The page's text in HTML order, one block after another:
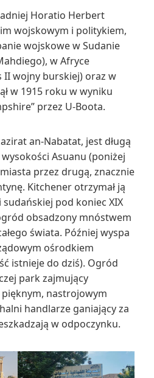
Horatio Herbert
wojskowym i politykiem,
wojskowe w Sudanie
w Afryce
II wojny burskiej) oraz w
w 1915 roku w wyniku
przez U-Boota.
an-Nabatat, jest długą
Asuanu (poniżej
przez drugą, znacznie
Kitchener otrzymał ją
sudańskiej pod koniec XIX
obsadzony mnóstwem
świata. Później wyspa
ośrodkiem
istnieje do dziś). Ogród
park zajmujący
nastrojowym
handlarze ganiający za
w odpoczynku.